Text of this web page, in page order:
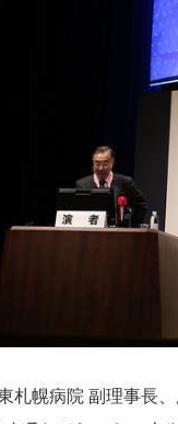
札幌病院 副理事長